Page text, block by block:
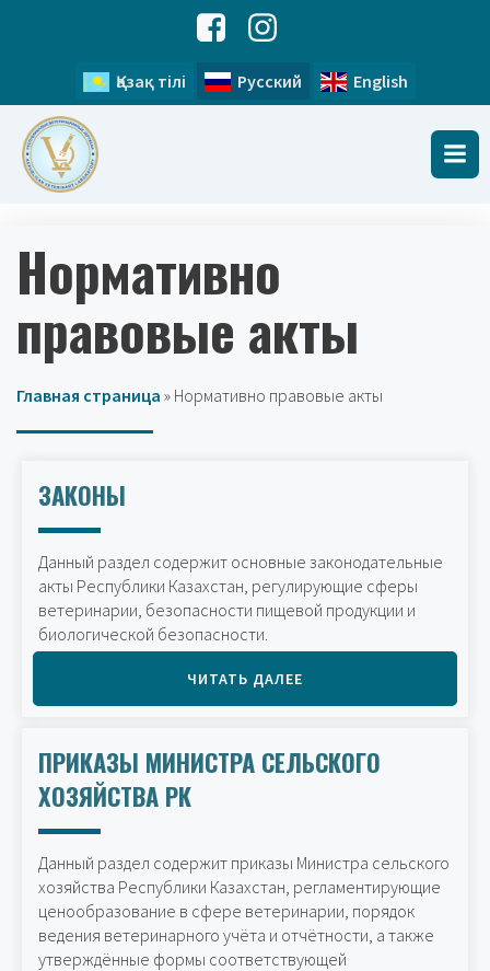
Қазақ тілі Русский English
Нормативно
правовые акты
Главная страница » Нормативно правовые акты
ЗАКОНЫ
Данный раздел содержит основные законодательные
акты Республики Казахстан, регулирующие сферы
ветеринарии, безопасности пищевой продукции и
биологической безопасности.
ЧИТАТЬ ДАЛЕЕ
ПРИКАЗЫ МИНИСТРА СЕЛЬСКОГО
ХОЗЯЙСТВА РК
Данный раздел содержит приказы Министра сельского
хозяйства Республики Казахстан, регламентирующие
ценообразование в сфере ветеринарии, порядок
ведения ветеринарного учёта и отчётности, а также
утверждённые формы соответствующей